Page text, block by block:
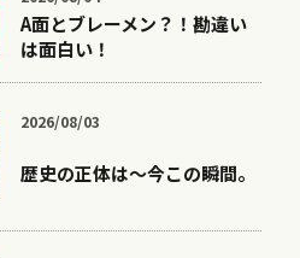
A面とブレーメン？！勘違い
は面白い！
2026/08/03
歴史の正体は〜今この瞬間。